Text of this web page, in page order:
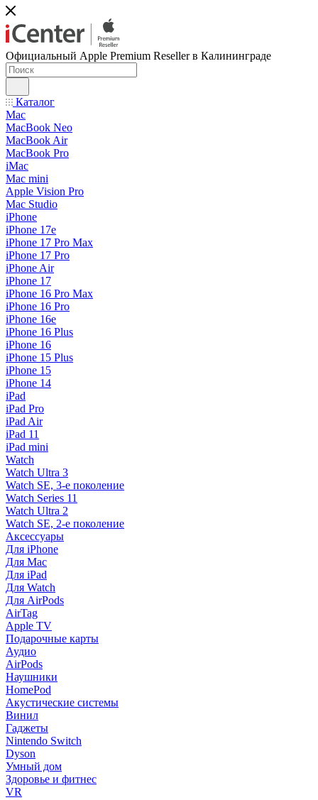
Официальный Apple Premium Reseller в Калининграде
Каталог
Mac
MacBook Neo
MacBook Air
MacBook Pro
iMac
Mac mini
Apple Vision Pro
Mac Studio
iPhone
iPhone 17e
iPhone 17 Pro Max
iPhone 17 Pro
iPhone Air
iPhone 17
iPhone 16 Pro Max
iPhone 16 Pro
iPhone 16e
iPhone 16 Plus
iPhone 16
iPhone 15 Plus
iPhone 15
iPhone 14
iPad
iPad Pro
iPad Air
iPad 11
iPad mini
Watch
Watch Ultra 3
Watch SE, 3-е поколение
Watch Series 11
Watch Ultra 2
Watch SE, 2-е поколение
Аксессуары
Для iPhone
Для Mac
Для iPad
Для Watch
Для AirPods
AirTag
Apple TV
Подарочные карты
Аудио
AirPods
Наушники
HomePod
Акустические системы
Винил
Гаджеты
Nintendo Switch
Dyson
Умный дом
Здоровье и фитнес
VR